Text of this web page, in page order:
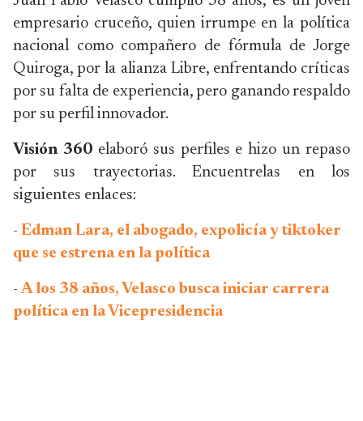
empresario cruceño, quien irrumpe en la política
nacional como compañero de fórmula de Jorge
Quiroga, por la alianza Libre, enfrentando críticas
por su falta de experiencia, pero ganando respaldo
por su perfil innovador.
Visión 360elaboró sus perfiles e hizo un repaso
por sus trayectorias. Encuentrelas en los
siguientes enlaces:
- Edman Lara, el abogado, expolicía y tiktoker
que se estrena en la política
-A los 38 años, Velasco busca iniciar carrera
política en la Vicepresidencia